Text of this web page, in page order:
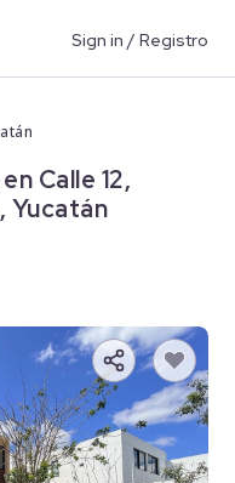
Sign in / Registro
Calle 12,
Yucatán